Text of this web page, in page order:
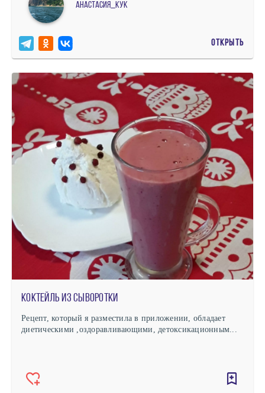
Анастасия_кук
ОТКРЫТЬ
Коктейль из сыворотки
Рецепт, который я разместила в приложении, обладает
диетическими ,оздоравливающими, детоксикационным...